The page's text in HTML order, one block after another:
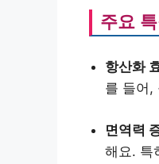
주요
항산화
를 들어,
면역력
해요. 특